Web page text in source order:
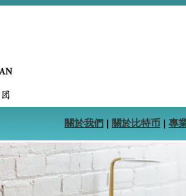
關於我們 | 關於比特币 | 專